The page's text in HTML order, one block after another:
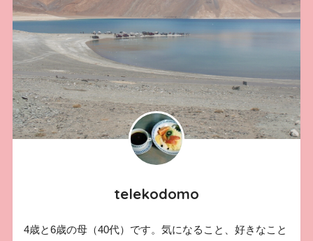
telekodomo
4歳と6歳の母（40代）です。気になること、好きなこと